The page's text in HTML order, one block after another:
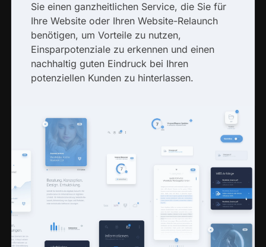
Sie einen ganzheitlichen Service, die Sie für
Ihre Website oder Ihren Website-Relaunch
benötigen, um Vorteile zu nutzen,
Einsparpotenziale zu erkennen und einen
nachhaltig guten Eindruck bei Ihren
potenziellen Kunden zu hinterlassen.